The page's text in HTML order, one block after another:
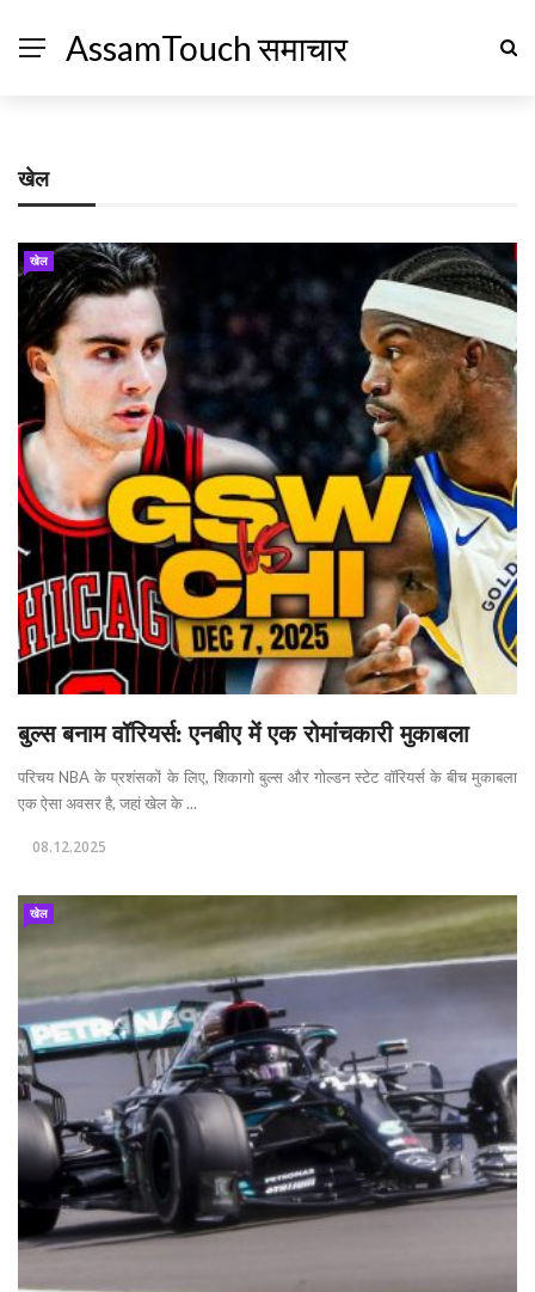
AssamTouch समाचार
खेल
खेल
बुल्स बनाम वॉरियर्स: एनबीए में एक रोमांचकारी मुकाबला
परिचय NBA के प्रशंसकों के लिए, शिकागो बुल्स और गोल्डन स्टेट वॉरियर्स के बीच मुकाबला
एक ऐसा अवसर है, जहां खेल के ...
08.12.2025
खेल